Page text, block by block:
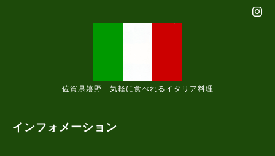
佐賀県嬉野 気軽に食べれるイタリア料理
インフォメーション